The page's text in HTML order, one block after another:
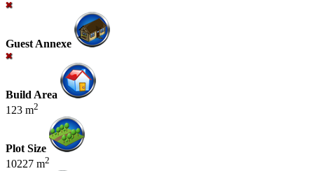
Guest Annexe
Build Area
123 m2
Plot Size
10227 m2